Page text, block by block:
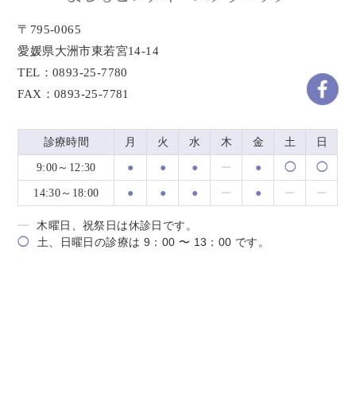
〒795-0065
愛媛県大洲市東若宮14-14
TEL：0893-25-7780
FAX：0893-25-7781
診療時間 月 火 水 木 金 土 日
9:00～12:30 ● ● ● ● ◯ ◯
14:30～18:00 ● ● ● ●
木曜日、祝祭日は休診日です。
◯
土、日曜日の診療は 9：00 〜 13：00 です。